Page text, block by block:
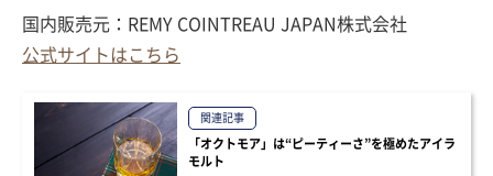
国内販売元：REMY COINTREAU JAPAN株式会社
公式サイトはこちら
関連記事
「オクトモア」は“ピーティーさ”を極めたアイラ
モルト